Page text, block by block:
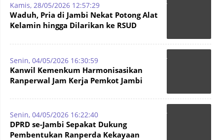
Kamis, 28/05/2026 12:57:29
Waduh, Pria di Jambi Nekat Potong Alat
Kelamin hingga Dilarikan ke RSUD
Senin, 04/05/2026 16:30:59
Kanwil Kemenkum Harmonisasikan
Ranperwal Jam Kerja Pemkot Jambi
Senin, 04/05/2026 16:22:40
DPRD se-Jambi Sepakat Dukung
Pembentukan Ranperda Kekayaan